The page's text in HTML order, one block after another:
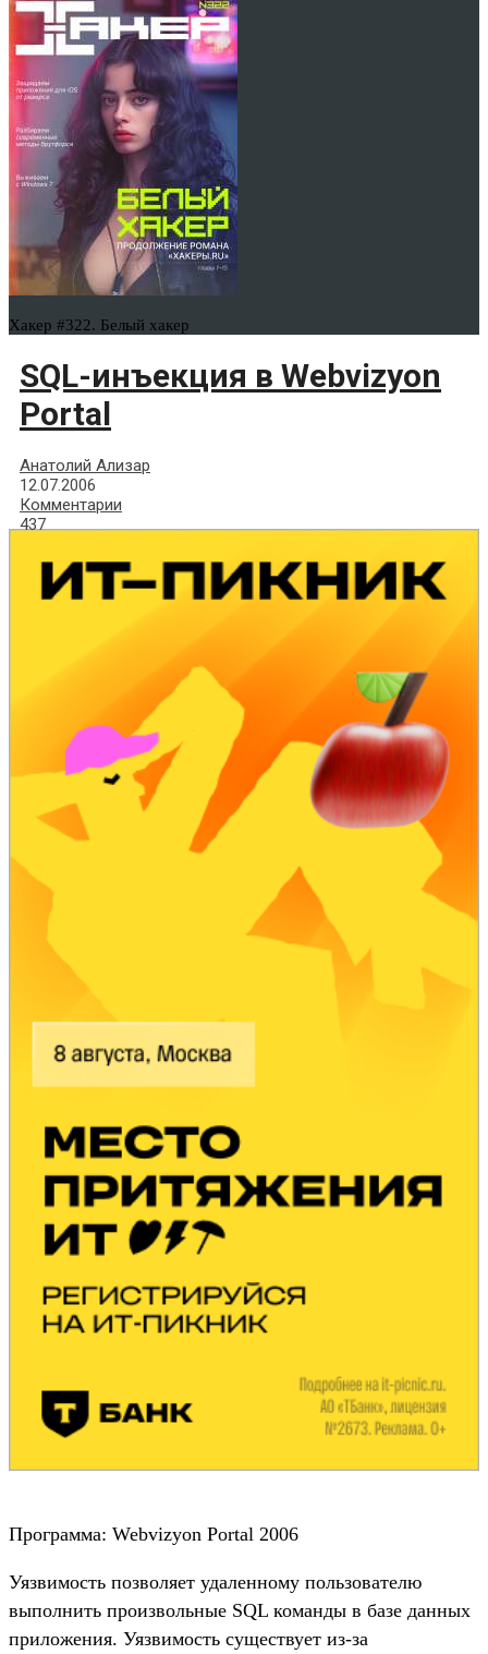
Хакер #322. Белый хакер
SQL-инъекция в Webvizyon
Portal
Анатолий Ализар
12.07.2006
Комментарии
437
Программа: Webvizyon Portal 2006
Уязвимость позволяет удаленному пользователю
выполнить произвольные SQL команды в базе данных
приложения. Уязвимость существует из-за